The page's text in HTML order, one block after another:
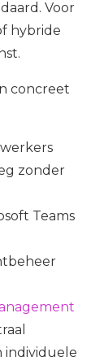
Voor
hybride
concreet
zonder
Teams
individuele